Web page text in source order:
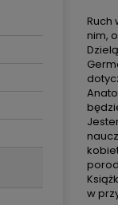
Ruch
nim,
w